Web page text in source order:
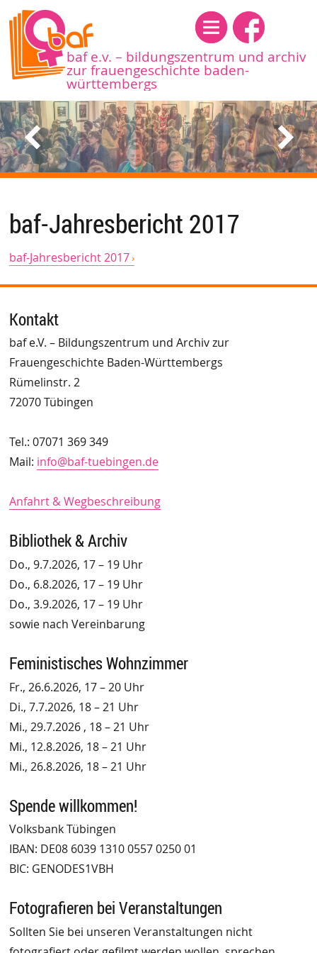
baf e.v. – bildungszentrum und archiv
zur frauengeschichte baden-
württembergs
Menü
baf-Jahresbericht 2017
baf-Jahresbericht 2017
Kontakt
baf e.V. – Bildungszentrum und Archiv zur
Frauengeschichte Baden-Württembergs
Rümelinstr. 2
72070 Tübingen
Tel.: 07071 369 349
Mail: info@baf-tuebingen.de
Anfahrt & Wegbeschreibung
Bibliothek & Archiv
Do., 9.7.2026, 17 – 19 Uhr
Do., 6.8.2026, 17 – 19 Uhr
Do., 3.9.2026, 17 – 19 Uhr
sowie nach Vereinbarung
Feministisches Wohnzimmer
Fr., 26.6.2026, 17 – 20 Uhr
Di., 7.7.2026, 18 – 21 Uhr
Mi., 29.7.2026 , 18 – 21 Uhr
Mi., 12.8.2026, 18 – 21 Uhr
Mi., 26.8.2026, 18 – 21 Uhr
Spende willkommen!
Volksbank Tübingen
IBAN: DE08 6039 1310 0557 0250 01
BIC: GENODES1VBH
Fotografieren bei Veranstaltungen
Sollten Sie bei unseren Veranstaltungen nicht